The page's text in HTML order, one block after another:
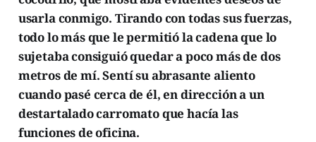
usarla conmigo. Tirando con todas sus fuerzas,
todo lo más que le permitió la cadena que lo
sujetaba consiguió quedar a poco más de dos
metros de mí. Sentí su abrasante aliento
cuando pasé cerca de él, en dirección a un
destartalado carromato que hacía las
funciones de oficina.